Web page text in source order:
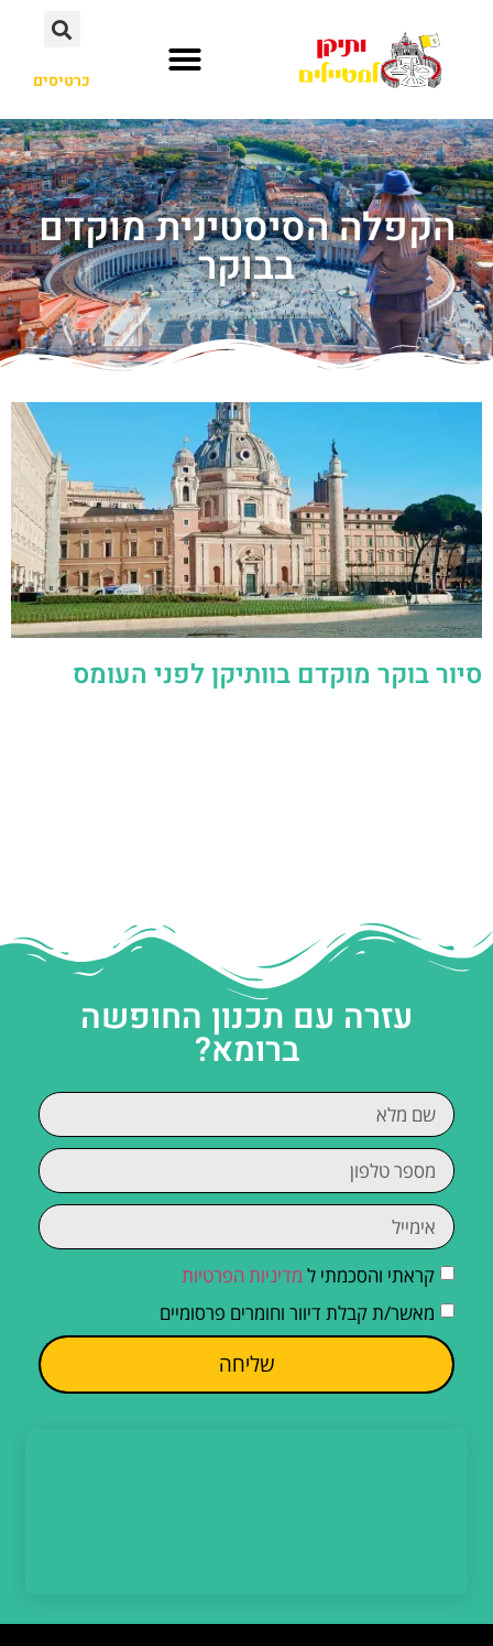
כרטיסים
הקפלה הסיסטינית מוקדם
בבוקר
סיור בוקר מוקדם בוותיקן לפני העומס
עזרה עם תכנון החופשה
ברומא?
קראתי והסכמתי ל מדיניות הפרטיות
מאשר/ת קבלת דיוור וחומרים פרסומיים
שליחה